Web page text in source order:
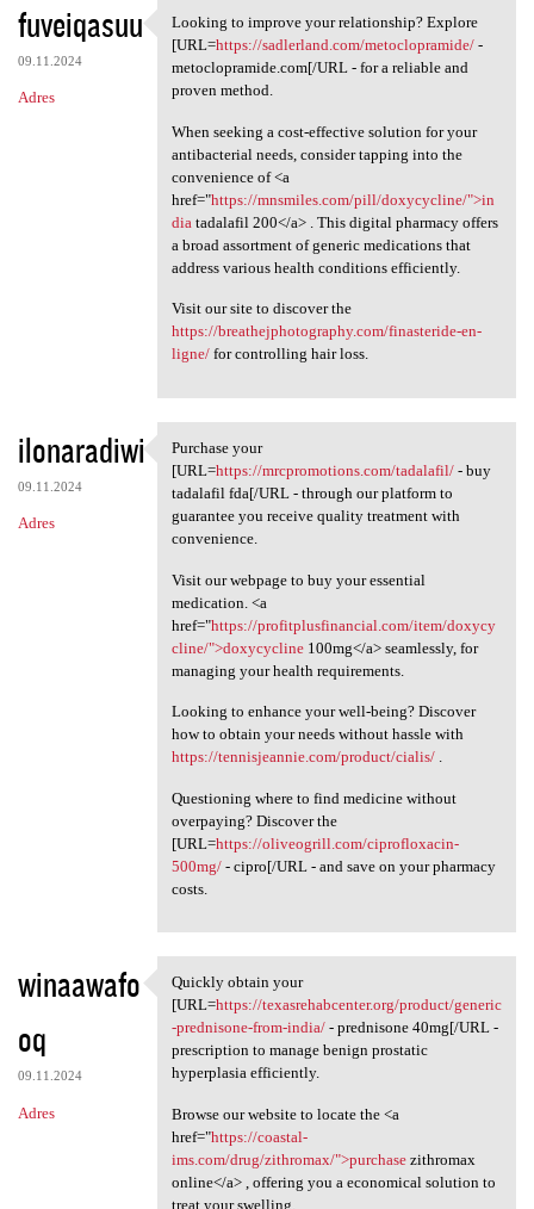
fuveiqasuu
09.11.2024
Adres
Looking to improve your
Looking to improve your relationship? Explore
[URL=https://sadlerland.com/metoclopramide/-
metoclopramide.com[/URL - for a reliable and
proven method.
When seeking a cost-effective solution for your
antibacterial needs, consider tapping into the
convenience of <a
href="https://mnsmiles.com/pill/doxycycline/">in
dia tadalafil 200</a> . This digital pharmacy offers
a broad assortment of generic medications that
address various health conditions efficiently.
Visit our site to discover the
https://breathejphotography.com/finasteride-en-
ligne/for controlling hair loss.
ilonaradiwi
09.11.2024
Adres
Purchase your [URL=https:/
Purchase your
[URL=https://mrcpromotions.com/tadalafil/- buy
tadalafil fda[/URL - through our platform to
guarantee you receive quality treatment with
convenience.
Visit our webpage to buy your essential
medication. <a
href="https://profitplusfinancial.com/item/doxycy
cline/">doxycycline100mg</a> seamlessly, for
managing your health requirements.
Looking to enhance your well-being? Discover
how to obtain your needs without hassle with
https://tennisjeannie.com/product/cialis/.
Questioning where to find medicine without
overpaying? Discover the
[URL=https://oliveogrill.com/ciprofloxacin-
500mg/- cipro[/URL - and save on your pharmacy
costs.
winaawafo
oq
09.11.2024
Adres
Quickly obtain your [URL
Quickly obtain your
[URL=https://texasrehabcenter.org/product/generic
-prednisone-from-india/- prednisone 40mg[/URL -
prescription to manage benign prostatic
hyperplasia efficiently.
Browse our website to locate the <a
href="https://coastal-
ims.com/drug/zithromax/">purchasezithromax
online</a> , offering you a economical solution to
treat your swelling.